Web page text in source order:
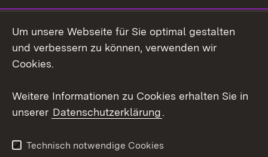
Mastodon
Youtube
Kontakt
Datenschutz
Barrierefreiheit
Um unsere Webseite für Sie optimal gestalten
und verbessern zu können, verwenden wir
Cookies.
Weitere Informationen zu Cookies erhalten Sie in
unserer Datenschutzerklärung.
Technisch notwendige Cookies